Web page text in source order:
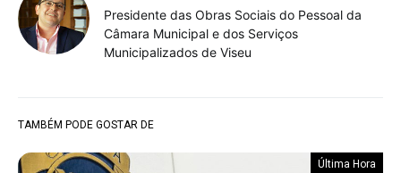
Presidente das Obras Sociais do Pessoal da
Câmara Municipal e dos Serviços
Municipalizados de Viseu
TAMBÉM PODE GOSTAR DE
Última Hora